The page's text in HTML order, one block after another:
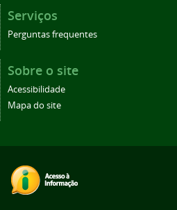
Serviços
Perguntas frequentes
Sobre o site
Acessibilidade
Mapa do site